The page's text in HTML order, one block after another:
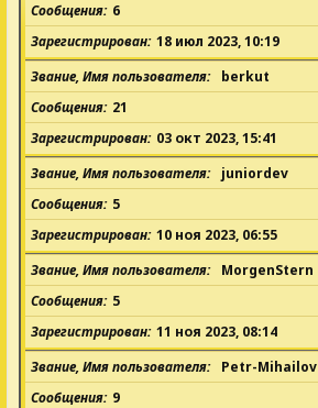
Сообщения 6
Зарегистрирован 18 июл 2023, 10:19
Звание, Имя пользователя
berkut
Сообщения 21
Зарегистрирован 03 окт 2023, 15:41
Звание, Имя пользователя
juniordev
Сообщения 5
Зарегистрирован 10 ноя 2023, 06:55
Звание, Имя пользователя
MorgenStern
Сообщения 5
Зарегистрирован 11 ноя 2023, 08:14
Звание, Имя пользователя
Petr-Mihailov
Сообщения 9